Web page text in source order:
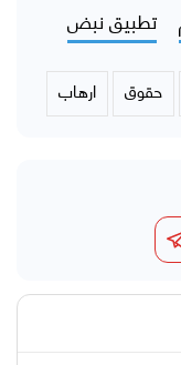
تطبيق نبض
حقوق ارهاب